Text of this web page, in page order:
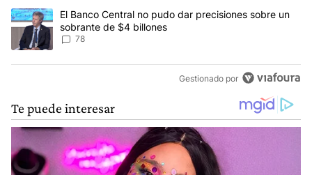
Un artículo de tendencia con el título "El Banco Central no pudo
El Banco Central no pudo dar precisiones sobre un
sobrante de $4 billones
78
Gestionado por